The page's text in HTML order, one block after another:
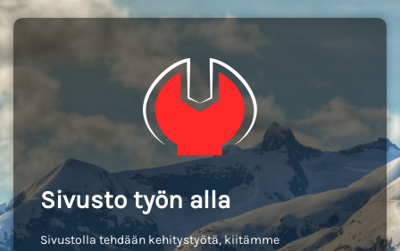
Sivusto työn alla
Sivustolla tehdään kehitystyötä, kiitämme